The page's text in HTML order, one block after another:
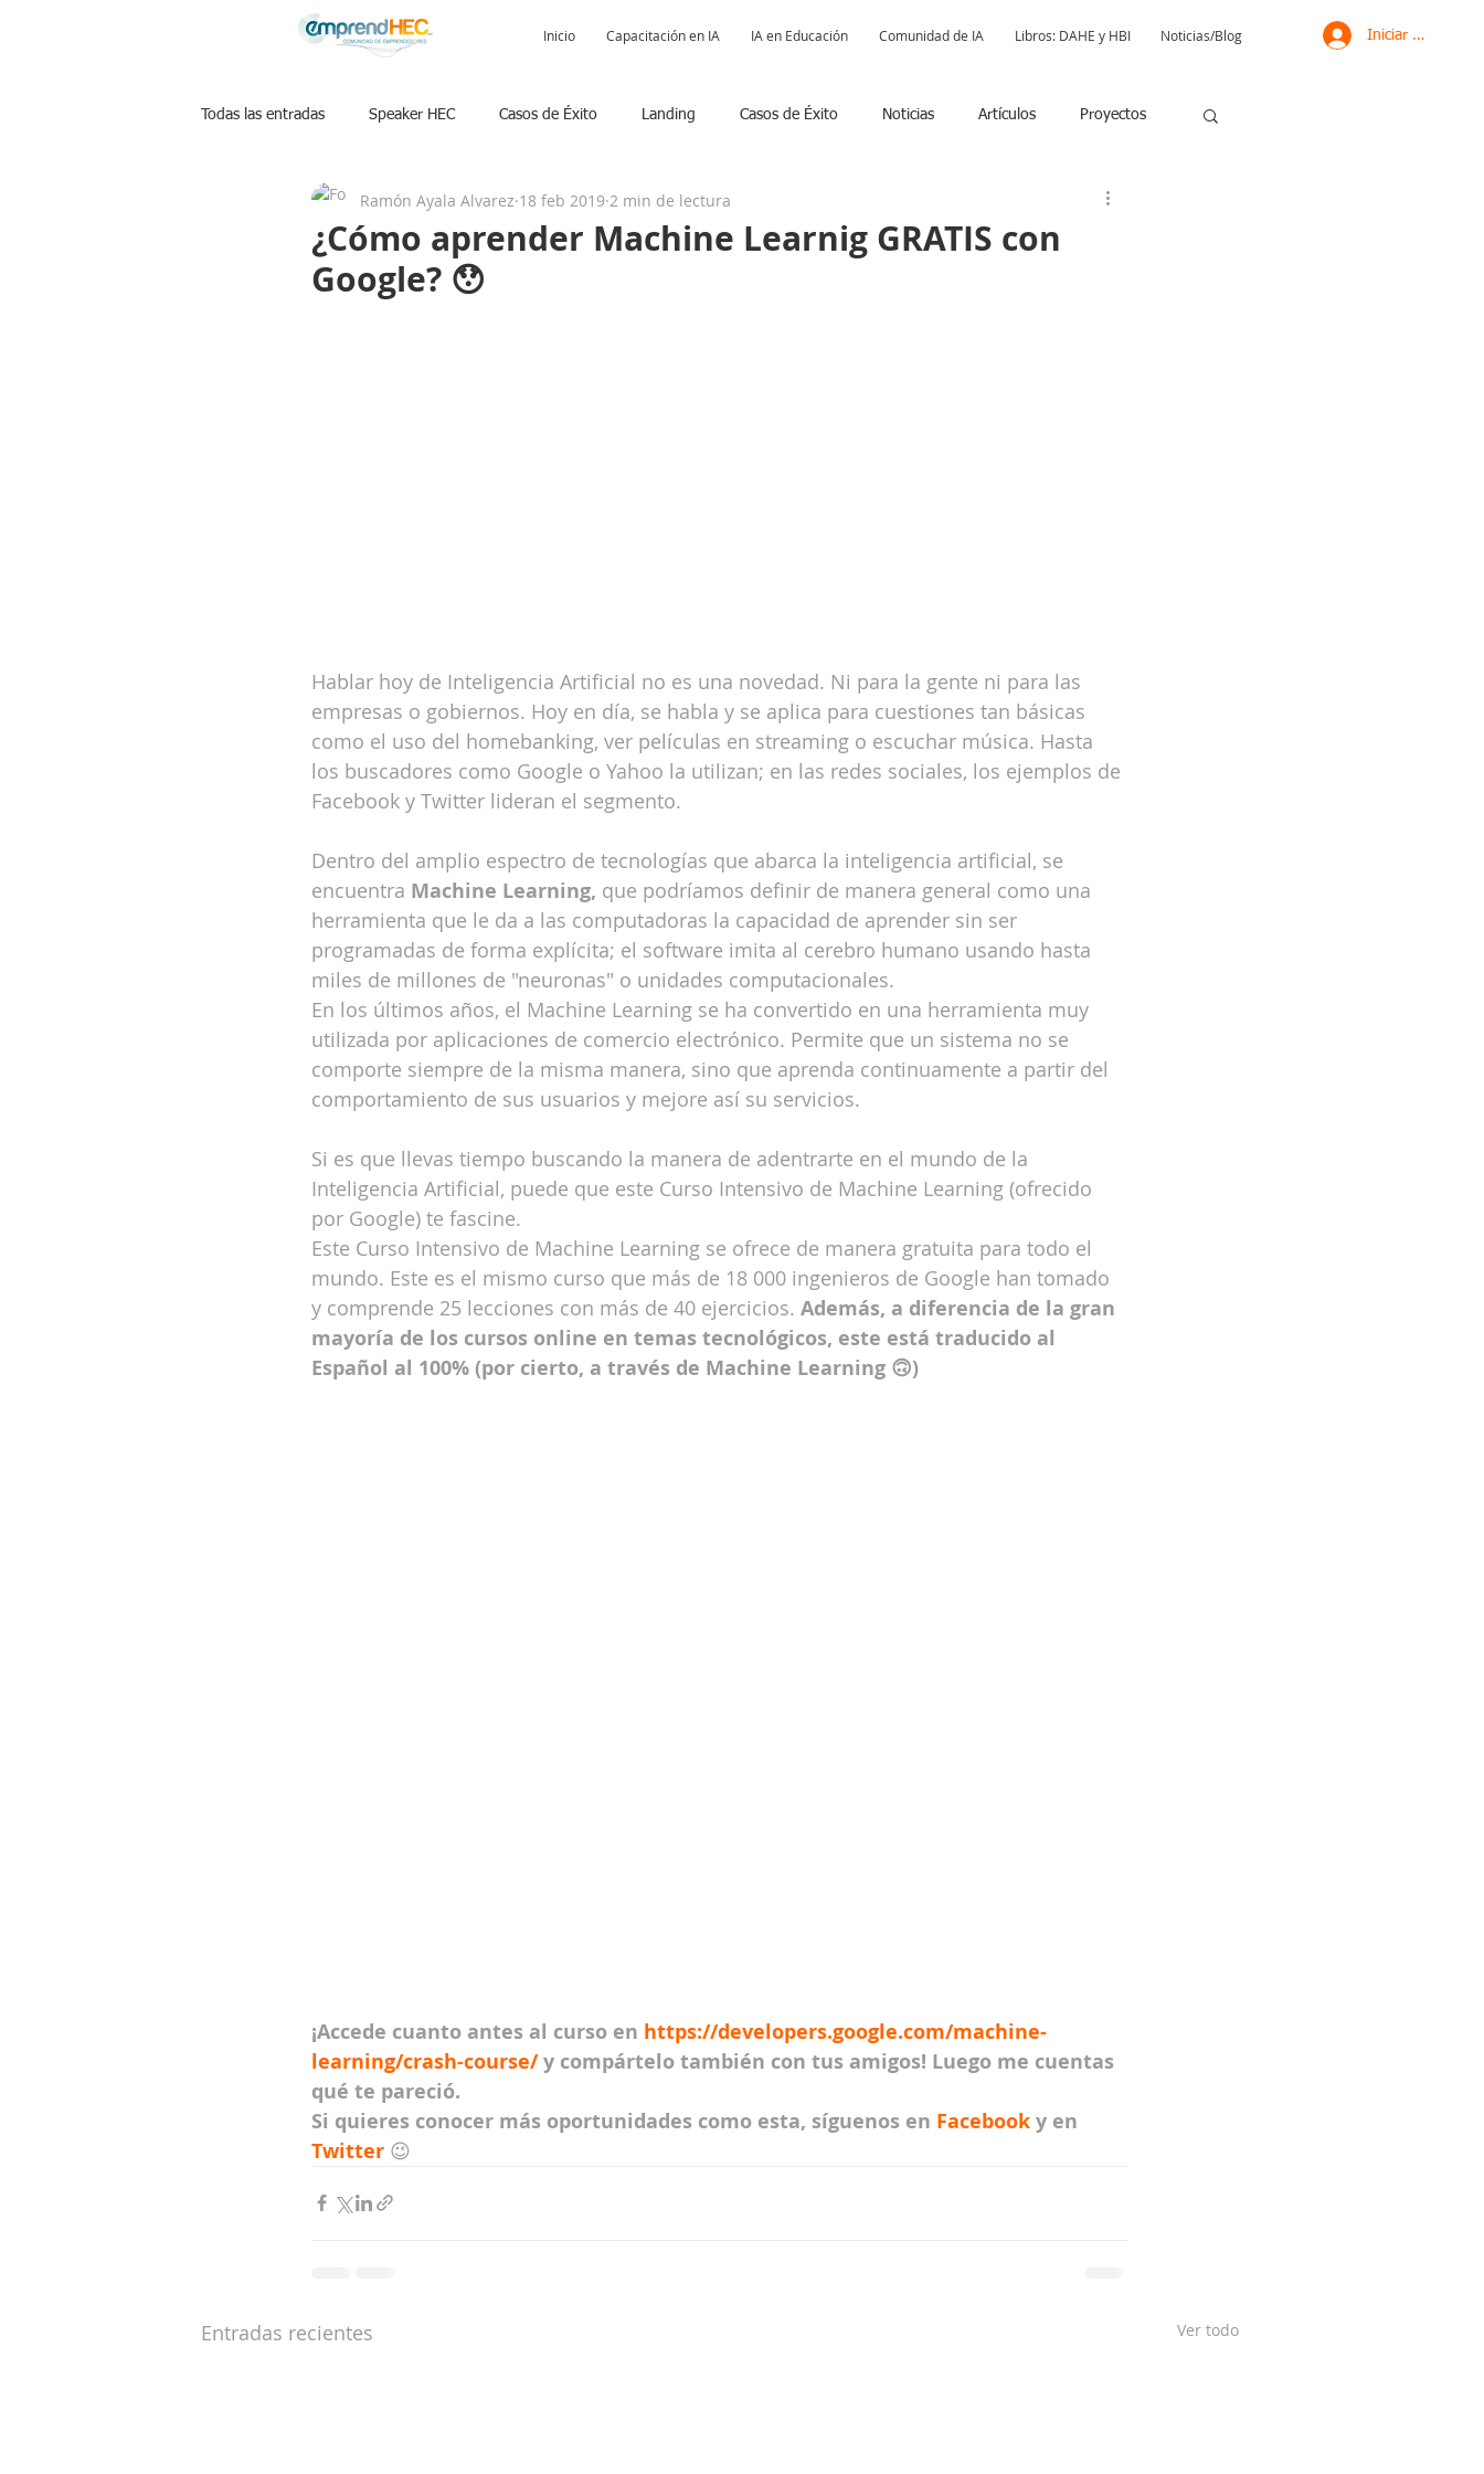
Inicio Capacitación en IA IA en Educación Comunidad de IA Libros: DAHE y HBI Noticias/Blog Iniciar sesión
Todas las entradas Speaker HEC Casos de Éxito Landing Casos de Éxito Noticias Artículos Proyectos
Podcast Posibilisatas Podcast POSIBILISTAS Comunidad IA
¿Cómo aprender Machine Learnig GRATIS con
Google? 😯
Ramón Ayala Alvarez 18 feb 2019 2 min de lectura
Hablar hoy de Inteligencia Artificial no es una novedad. Ni para la gente ni para las
empresas o gobiernos. Hoy en día, se habla y se aplica para cuestiones tan básicas
como el uso del homebanking, ver películas en streaming o escuchar música. Hasta
los buscadores como Google o Yahoo la utilizan; en las redes sociales, los ejemplos de
Facebook y Twitter lideran el segmento.
Dentro del amplio espectro de tecnologías que abarca la inteligencia artificial, se
encuentra Machine Learning, que podríamos definir de manera general como una
herramienta que le da a las computadoras la capacidad de aprender sin ser
programadas de forma explícita; el software imita al cerebro humano usando hasta
miles de millones de "neuronas" o unidades computacionales.
En los últimos años, el Machine Learning se ha convertido en una herramienta muy
utilizada por aplicaciones de comercio electrónico. Permite que un sistema no se
comporte siempre de la misma manera, sino que aprenda continuamente a partir del
comportamiento de sus usuarios y mejore así su servicios.
Si es que llevas tiempo buscando la manera de adentrarte en el mundo de la
Inteligencia Artificial, puede que este Curso Intensivo de Machine Learning (ofrecido
por Google) te fascine.
Este Curso Intensivo de Machine Learning se ofrece de manera gratuita para todo el
mundo. Este es el mismo curso que más de 18 000 ingenieros de Google han tomado
y comprende 25 lecciones con más de 40 ejercicios. Además, a diferencia de la gran
mayoría de los cursos online en temas tecnológicos, este está traducido al
Español al 100% (por cierto, a través de Machine Learning 🙃)
¡Accede cuanto antes al curso en https://developers.google.com/machine-
learning/crash-course/ y compártelo también con tus amigos! Luego me cuentas
qué te pareció.
Si quieres conocer más oportunidades como esta, síguenos en Facebook y en
Twitter 😉
Entradas recientes Ver todo